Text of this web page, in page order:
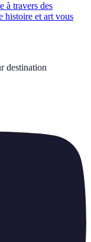
à travers des
histoire et art vous
destination